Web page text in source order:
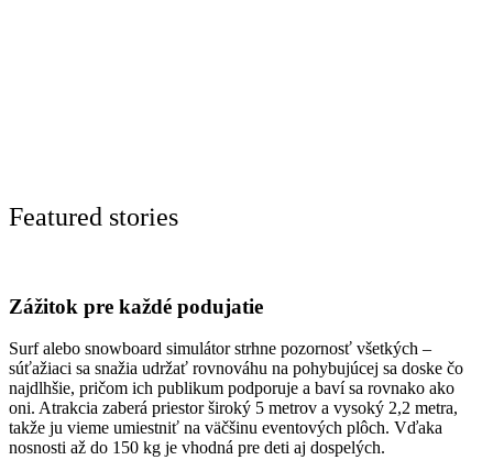
Featured stories
Zážitok pre každé podujatie
Surf alebo snowboard simulátor strhne pozornosť všetkých –
súťažiaci sa snažia udržať rovnováhu na pohybujúcej sa doske čo
najdlhšie, pričom ich publikum podporuje a baví sa rovnako ako
oni. Atrakcia zaberá priestor široký 5 metrov a vysoký 2,2 metra,
takže ju vieme umiestniť na väčšinu eventových plôch. Vďaka
nosnosti až do 150 kg je vhodná pre deti aj dospelých.